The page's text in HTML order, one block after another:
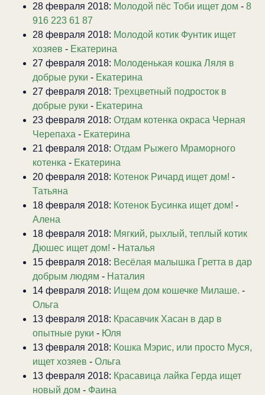
28 февраля 2018: Молодой пёс Тоби ищет дом - 8
916 223 61 87
28 февраля 2018: Молодой котик Фунтик ищет
хозяев - Екатерина
27 февраля 2018: Молоденькая кошка Ляля в
добрые руки - Екатерина
27 февраля 2018: Трехцветный подросток в
добрые руки - Екатерина
23 февраля 2018: Отдам котенка окраса Черная
Черепаха - Екатерина
21 февраля 2018: Отдам Рыжего Мраморного
котенка - Екатерина
20 февраля 2018: Котенок Ричард ищет дом! -
Татьяна
18 февраля 2018: Котенок Бусинка ищет дом! -
Алена
18 февраля 2018: Мягкий, рыхлый, теплый котик
Дюшес ищет дом! - Наталья
15 февраля 2018: Весёлая малышка Гретта в дар
добрым людям - Наталия
14 февраля 2018: Ищем дом кошечке Милаше. -
Ольга
13 февраля 2018: Красавчик Хасан в дар в
опытные руки - Юля
13 февраля 2018: Кошка Мэрис, или просто Муся,
ищет хозяев - Ольга
13 февраля 2018: Красавица лайка Герда ищет
новый дом - Фаина